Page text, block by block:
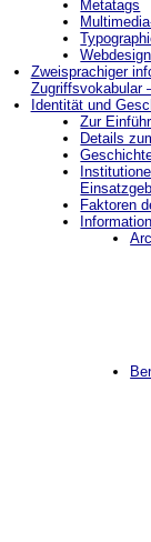
Metatags
Webdesign
Zweisprachiger
Zugriffsvokabular
Identität und
Zur
Details
Faktoren